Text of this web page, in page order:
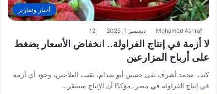
أخبار وتقارير
Mohamed Ashraf ديسمبر 1, 2025 12
لا أزمة في إنتاج الفراولة.. انخفاض الأسعار يضغط
على أرباح المزارعين
كتب-محمد أشرف نفى حسين أبو صدام، نقيب الفلاحين، وجود أي أزمة
في إنتاج الفراولة في مصر، مؤكدًا أن الإنتاج مستقر…